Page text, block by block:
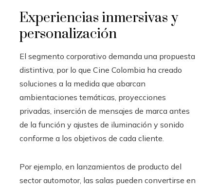
Experiencias inmersivas y
personalización
El segmento corporativo demanda una propuesta
distintiva, por lo que Cine Colombia ha creado
soluciones a la medida que abarcan
ambientaciones temáticas, proyecciones
privadas, inserción de mensajes de marca antes
de la función y ajustes de iluminación y sonido
conforme a los objetivos de cada cliente.
Por ejemplo, en lanzamientos de producto del
sector automotor, las salas pueden convertirse en